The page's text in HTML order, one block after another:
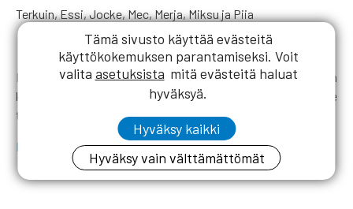
Terkuin, Essi, Jocke, Mec, Merja, Miksu ja Piia
RKL:n Mestarilaulajat eivät ole voineet konsertoida lainkaan
koronarajoitteiden vuoksi, ja siksi liitimme
tervehdykseemme ammattikunnan oman laululahjan.
Mestarilaulajat – En etsi valtaa loistoa
Tämä sivusto käyttää evästeitä
käyttökokemuksen parantamiseksi. Voit
valita asetuksista mitä evästeitä haluat
hyväksyä.
Hyväksy kaikki
Hyväksy vain välttämättömät